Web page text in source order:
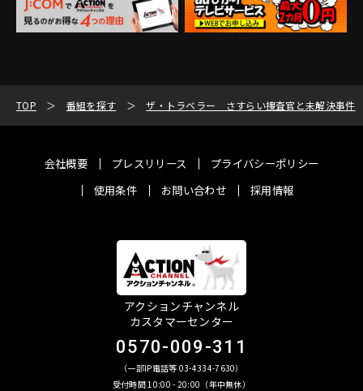
TOP 番組を探す ザ・トラベラー さすらい捜査官と未解決事件
会社概要 プレスリリース
プライバシーポリシー
使用条件
お問い合わせ 採用情報
アクションチャンネル
カスタマーセンター
0570-009-311
（一部IP電話等 03-4334-7630）
受付時間 10:00 - 20:00（年中無休）